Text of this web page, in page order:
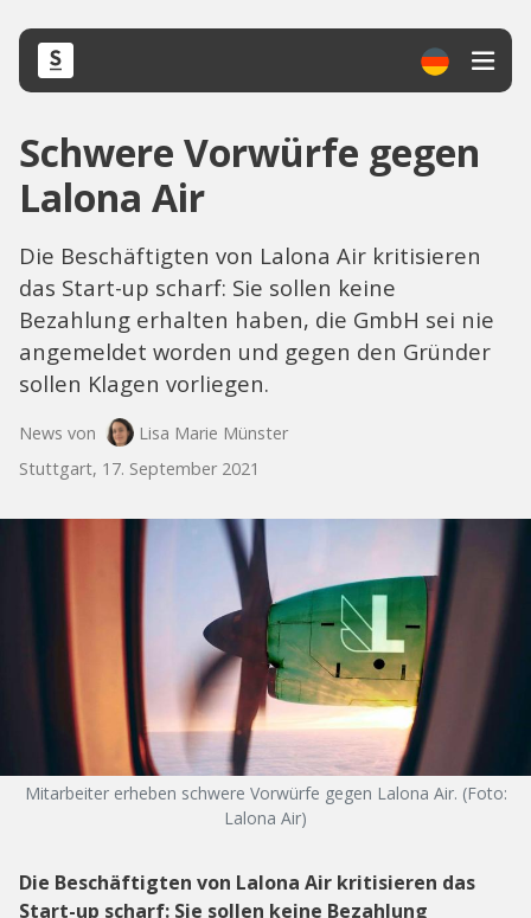
Schwere Vorwürfe gegen
Lalona Air
Die Beschäftigten von Lalona Air kritisieren
das Start-up scharf: Sie sollen keine
Bezahlung erhalten haben, die GmbH sei nie
angemeldet worden und gegen den Gründer
sollen Klagen vorliegen.
News von
Lisa Marie Münster
Stuttgart, 17. September 2021
Mitarbeiter erheben schwere Vorwürfe gegen Lalona Air. (Foto:
Lalona Air)
Die Beschäftigten von Lalona Air kritisieren das
Start-up scharf: Sie sollen keine Bezahlung